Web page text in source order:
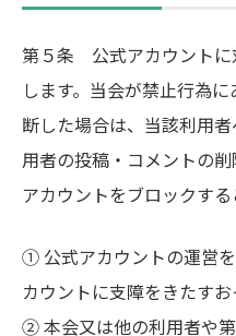
第５条 公式アカウントに
します。当会が禁止行為
断した場合は、当該利用
用者の投稿・コメントの
アカウントをブロックする
① 公式アカウントの運営
カウントに支障をきたす
② 本会又は他の利用者や